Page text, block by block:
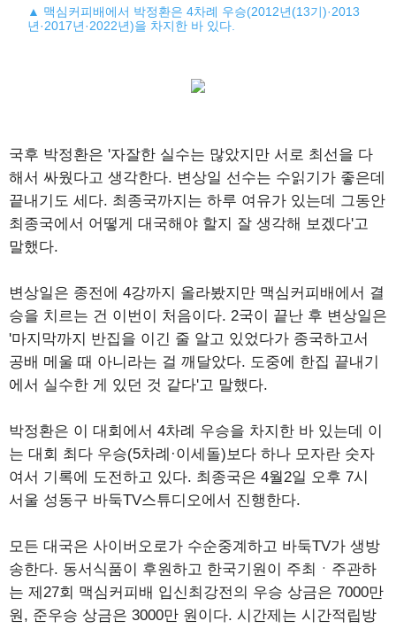
▲ 맥심커피배에서 박정환은 4차례 우승(2012년(13기)·2013
년·2017년·2022년)을 차지한 바 있다.
국후 박정환은 '자잘한 실수는 많았지만 서로 최선을 다
해서 싸웠다고 생각한다. 변상일 선수는 수읽기가 좋은데
끝내기도 세다. 최종국까지는 하루 여유가 있는데 그동안
최종국에서 어떻게 대국해야 할지 잘 생각해 보겠다'고
말했다.
변상일은 종전에 4강까지 올라봤지만 맥심커피배에서 결
승을 치르는 건 이번이 처음이다. 2국이 끝난 후 변상일은
'마지막까지 반집을 이긴 줄 알고 있었다가 종국하고서
공배 메울 때 아니라는 걸 깨달았다. 도중에 한집 끝내기
에서 실수한 게 있던 것 같다'고 말했다.
박정환은 이 대회에서 4차례 우승을 차지한 바 있는데 이
는 대회 최다 우승(5차례·이세돌)보다 하나 모자란 숫자
여서 기록에 도전하고 있다. 최종국은 4월2일 오후 7시
서울 성동구 바둑TV스튜디오에서 진행한다.
모든 대국은 사이버오로가 수순중계하고 바둑TV가 생방
송한다. 동서식품이 후원하고 한국기원이 주최ㆍ주관하
는 제27회 맥심커피배 입신최강전의 우승 상금은 7000만
원, 준우승 상금은 3000만 원이다. 시간제는 시간적립방